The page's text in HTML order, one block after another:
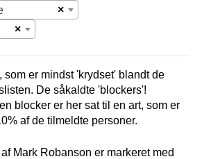
×
×
som er mindst 'krydset' blandt de
De såkaldte 'blockers'!
blocker er her sat til en art, som er
af de tilmeldte personer.
Mark Robanson er markeret med